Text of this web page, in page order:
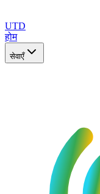
UTD
होम
सेवाएँ